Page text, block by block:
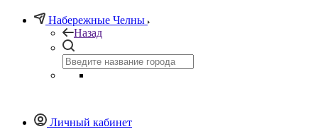
Набережные Челны
Назад
Личный кабинет